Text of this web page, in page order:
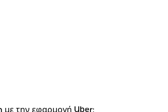
με την εφαρμογή Uber;